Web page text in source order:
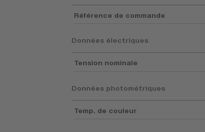
Référence de commande
Données électriques
Tension nominale
Données photométriques
Temp. de couleur